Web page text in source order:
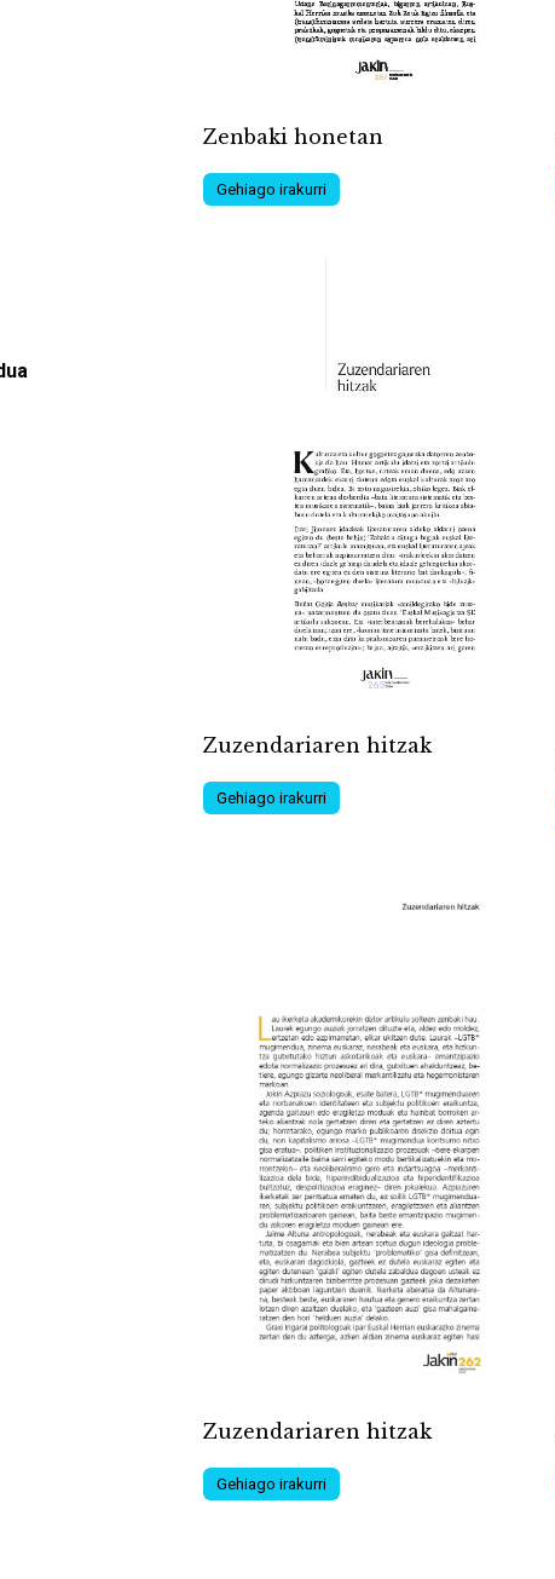
Zenbaki honetan
Gehiago irakurri
Zuzendariaren hitzak
Gehiago irakurri
Zuzendariaren hitzak
Gehiago irakurri